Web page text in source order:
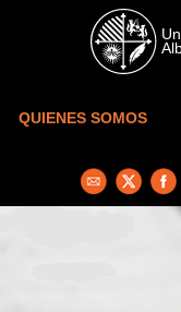
Skip to main content
QUIENES SOMOS